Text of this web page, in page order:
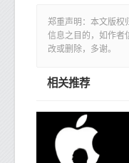
郑重声明：本文版权
信息之目的，如作者
改或删除，多谢。
相关推荐